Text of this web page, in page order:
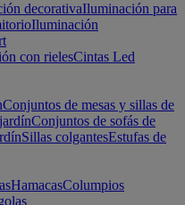
decorativaIluminación para
Iluminación
con rielesCintas Led
Conjuntos de mesas y sillas de
Conjuntos de sofás de
Sillas colgantesEstufas de
HamacasColumpios